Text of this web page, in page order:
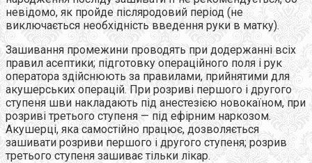
невідомо, як пройде післяродовий період (не
виключається необхідність введення руки в матку).
Зашивання промежини проводять при додержанні всіх
правил асептики; підготовку операційного поля і рук
оператора здійснюють за правилами, прийнятими для
акушерських операцій. При розриві першого і другого
ступеня шви накладають під анестезією новокаїном, при
розриві третього ступеня — під ефірним наркозом.
Акушерці, яка самостійно працює, дозволяється
зашивати розриви першого і другого ступеня; розрив
третього ступеня зашиває тільки лікар.